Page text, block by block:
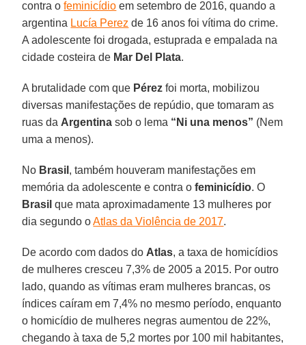
contra ofeminicídio em setembro de 2016, quando a
argentina Lucía Perez de 16 anos foi vítima do crime.
A adolescente foi drogada, estuprada e empalada na
cidade costeira de Mar Del Plata.
A brutalidade com que Pérez foi morta, mobilizou
diversas manifestações de repúdio, que tomaram as
ruas da Argentina sob o lema “Ni una menos” (Nem
uma a menos).
No Brasil , também houveram manifestações em
memória da adolescente e contra ofeminicídio. O
Brasil que mata aproximadamente 13 mulheres por
dia segundo oAtlas da Violência de 2017.
De acordo com dados do Atlas, a taxa de homicídios
de mulheres cresceu 7,3% de 2005 a 2015. Por outro
lado, quando as vítimas eram mulheres brancas, os
índices caíram em 7,4% no mesmo período, enquanto
o homicídio de mulheres negras aumentou de 22%,
chegando à taxa de 5,2 mortes por 100 mil habitantes,